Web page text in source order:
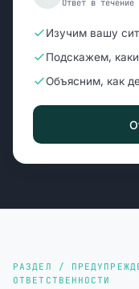
Ответ в течение
Изучим вашу
Подскажем,
Объясним, как
РАЗДЕЛ /
ОТВЕТСТВЕННОСТИ